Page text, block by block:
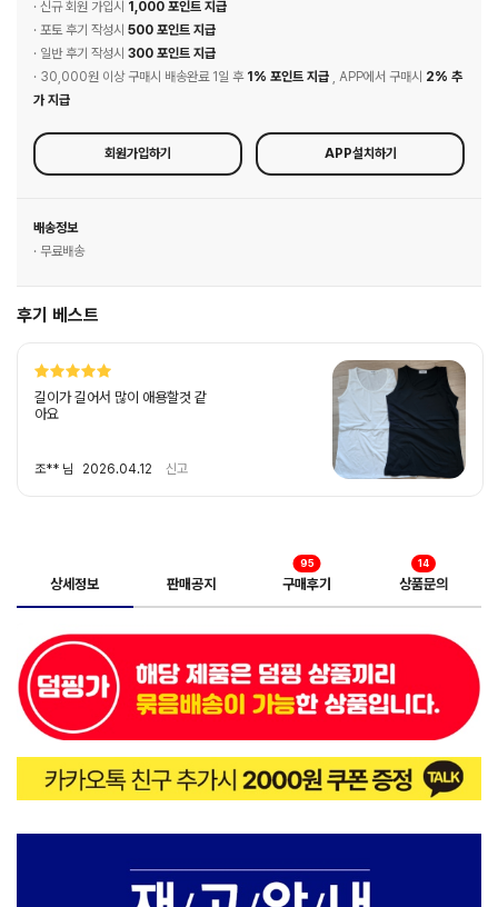
· 신규 회원 가입시 1,000 포인트 지급
· 포토 후기 작성시 500 포인트 지급
· 일반 후기 작성시 300 포인트 지급
· 30,000원 이상 구매시 배송완료 1일 후 1% 포인트 지급 , APP에서 구매시 2% 추
가 지급
회원가입하기 APP설치하기
배송정보
· 무료배송
후기 베스트
길이가 길어서 많이 애용할것 같
아요
조** 님 2026.04.12 신고
상세정보 판매공지 구매후기
95
상품문의
14